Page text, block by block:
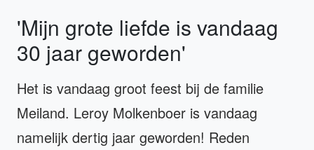
'Mijn grote liefde is vandaag
30 jaar geworden'
Het is vandaag groot feest bij de familie
Meiland. Leroy Molkenboer is vandaag
namelijk dertig jaar geworden! Reden